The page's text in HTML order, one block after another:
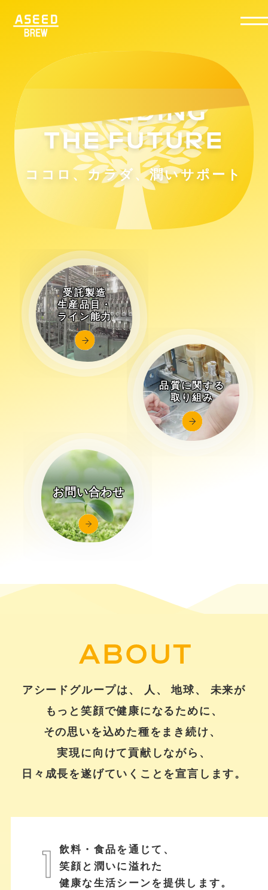
ASEEDING
THE FUTURE
ココロ、カラダ、潤いサポート
ASEEDING
THE FUTURE
受託製造
生産品目・
ライン能力
品質に関する
取り組み
お問い合わせ
ABOUT
アシードグループは、 人、 地球、
未来が
もっと笑顔で健康になるために、
その思いを込めた種をまき続け、
実現に向けて貢献しながら、
日々成長を遂げていくことを宣言します。
1
飲料・食品を通じて、
笑顔と潤いに溢れた
健康な生活シーンを提供します。